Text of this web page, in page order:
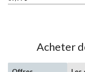
Acheter